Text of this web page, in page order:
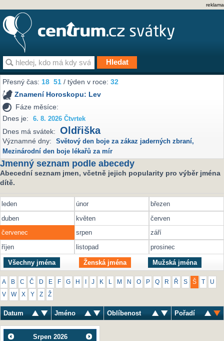
reklama
Přesný čas:18 51 / týden v roce:32
Znamení Horoskopu: Lev
Fáze měsíce:
Dnes je:
6. 8. 2026 Čtvrtek
Dnes má svátek: Oldřiška
Významné dny: Světový den boje za zákaz jaderných zbraní,
Mezinárodní den boje lékařů za mír
Jmenný seznam podle abecedy
Abecední seznam jmen, včetně jejich popularity pro výběr jména
dítě.
leden únor
březen
duben
květen
červen
červenec
srpen
září
říjen
listopad prosinec
Všechny jména Ženská jména Mužská jména
A B C Č D E F G H J K M N O P Q R Ř S Š U
V W X Y Z Ž
Datum Jméno Oblíbenost Pořadí
Srpen 2026